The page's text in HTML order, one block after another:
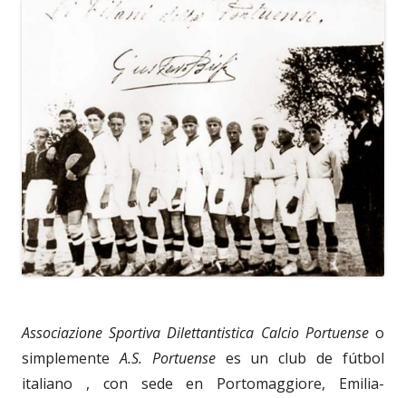
Associazione Sportiva Dilettantistica Calcio Portuenseo
simplementeA.S. Portuensees un club de fútbol
italiano , con sede en Portomaggiore, Emilia-